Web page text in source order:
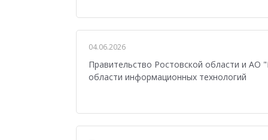
1С:ERP Управление строительной
04.06.2026
Правительство Ростовской области и АО
области информационных технологий